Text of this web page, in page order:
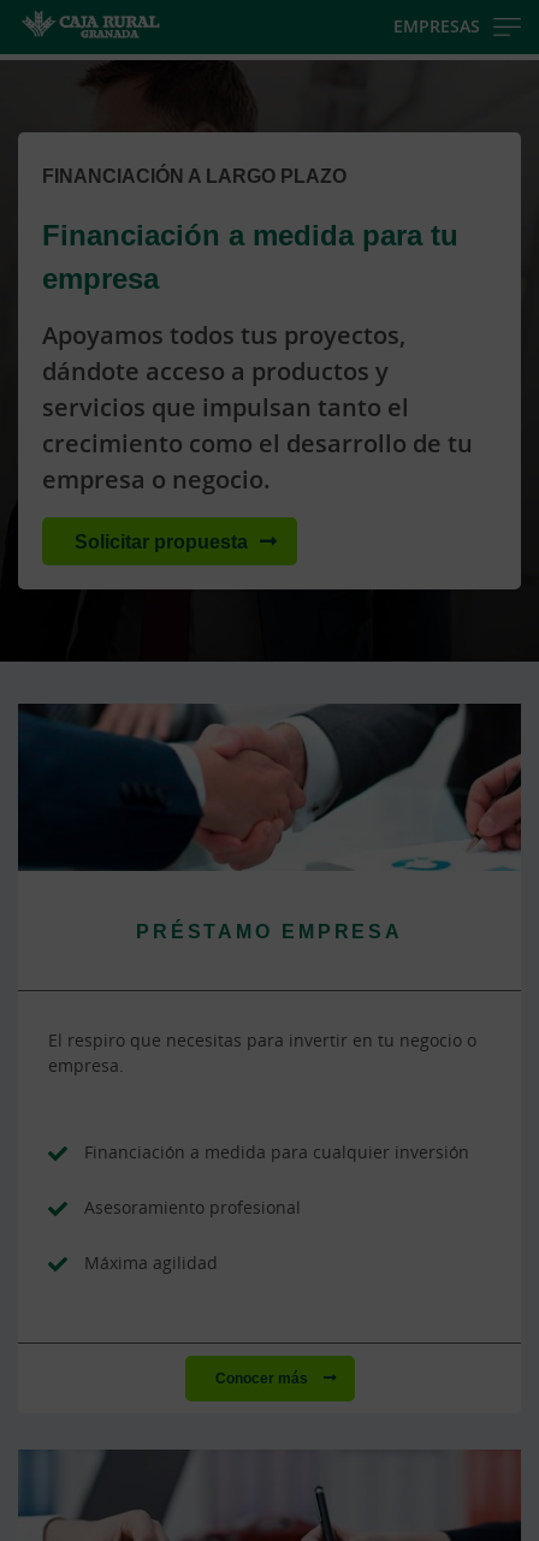
EMPRESAS
Cargando
por
espere...
FINANCIACIÓN A LARGO PLAZO
Financiación a medida para tu
empresa
Apoyamos todos tus proyectos,
dándote acceso a productos y
servicios que impulsan tanto el
crecimiento como el desarrollo de tu
empresa o negocio.
Solicitar propuesta
contenido,
PRÉSTAMO EMPRESA
El respiro que necesitas para invertir en tu negocio o
empresa.
Financiación a medida para cualquier inversión
Asesoramiento profesional
Máxima agilidad
Conocer más